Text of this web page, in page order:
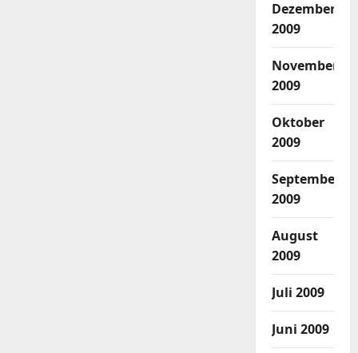
Dezember
2009
November
2009
Oktober
2009
September
2009
August
2009
Juli 2009
Juni 2009